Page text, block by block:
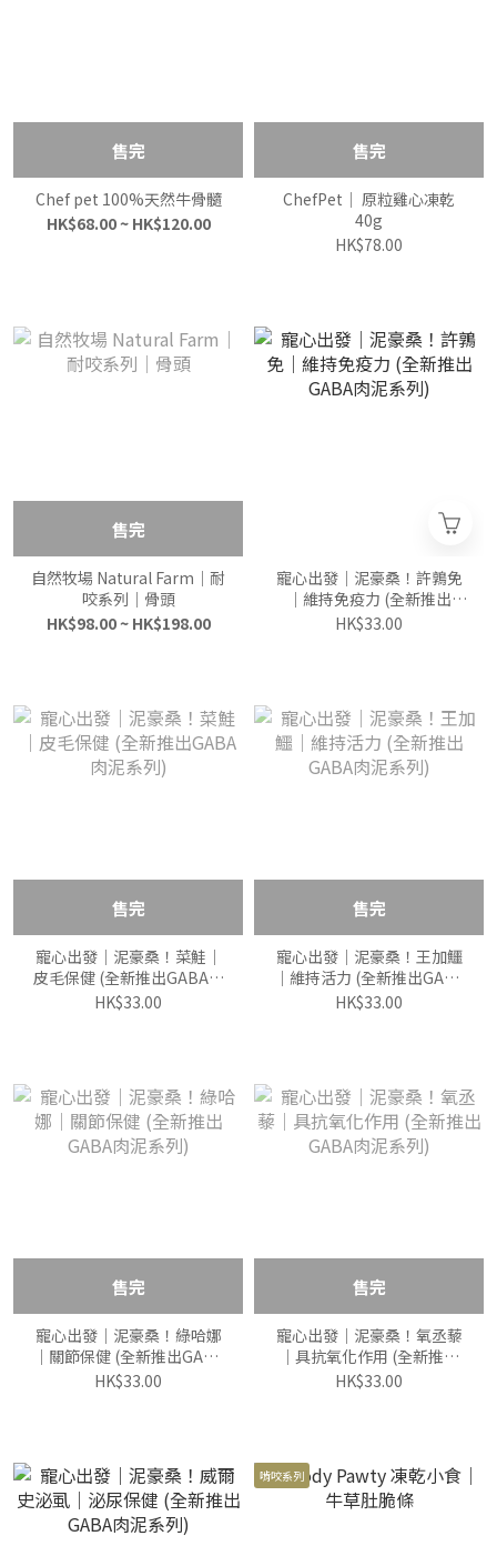
售完
Chef pet 100%天然牛骨髓
HK$68.00 ~ HK$120.00
售完
ChefPet｜ 原粒雞心凍乾
40g
HK$78.00
售完
自然牧場 Natural Farm｜耐
咬系列｜骨頭
HK$98.00 ~ HK$198.00
寵心出發｜泥豪桑！許鶉免
｜維持免疫力 (全新推出
GABA肉泥系列)
HK$33.00
售完
寵心出發｜泥豪桑！菜鮭｜
皮毛保健 (全新推出GABA肉
泥系列)
HK$33.00
售完
寵心出發｜泥豪桑！王加鱷
｜維持活力 (全新推出GABA
肉泥系列)
HK$33.00
售完
寵心出發｜泥豪桑！綠哈娜
｜關節保健 (全新推出GABA
肉泥系列)
HK$33.00
售完
寵心出發｜泥豪桑！氧丞藜
｜具抗氧化作用 (全新推出
GABA肉泥系列)
HK$33.00
啃咬系列